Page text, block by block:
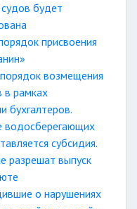
будет
присвоения
возмещения
в рамках
бухгалтеров.
водосберегающих
субсидия.
разрешат выпуск
о нарушениях